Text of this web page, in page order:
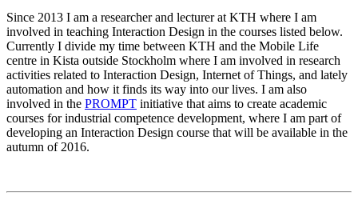
Since 2013 I am a researcher and lecturer at KTH where I am
involved in teaching Interaction Design in the courses listed below.
Currently I divide my time between KTH and the Mobile Life
centre in Kista outside Stockholm where I am involved in research
activities related to Interaction Design, Internet of Things, and lately
automation and how it finds its way into our lives. I am also
involved in the PROMPT initiative that aims to create academic
courses for industrial competence development, where I am part of
developing an Interaction Design course that will be available in the
autumn of 2016.